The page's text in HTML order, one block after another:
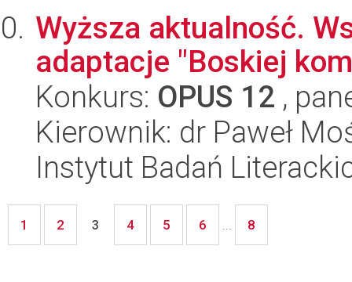
Wyższa aktualność.
adaptacje "Boskiej
Konkurs: OPUS 12 ,
Kierownik: dr Paweł
Instytut Badań
1 2 3 4 5 6 ... 8